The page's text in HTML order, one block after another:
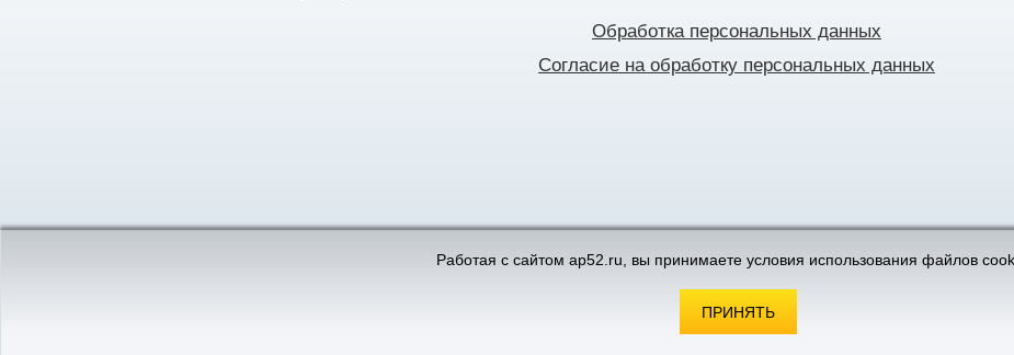
Обработка персональных данных
Согласие на обработку персональных данных
Работая с сайтом ap52.ru, вы принимаете условия использования файлов
ПРИНЯТЬ